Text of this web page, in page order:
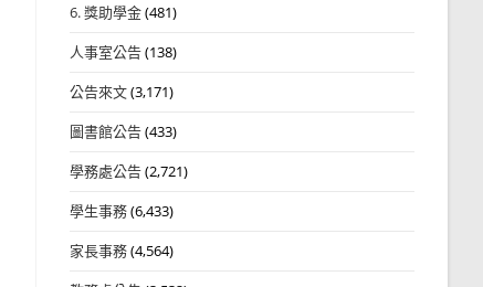
6. 獎助學金(481)
人事室公告(138)
公告來文(3,171)
圖書館公告(433)
學務處公告(2,721)
學生事務(6,433)
家長事務(4,564)